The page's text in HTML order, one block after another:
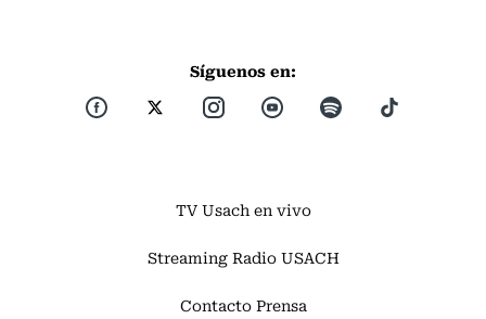
Síguenos en:
TV Usach en vivo
Streaming Radio USACH
Contacto Prensa